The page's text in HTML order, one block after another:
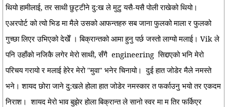
थियो हामीलाई, तर साथी छुट्टीने दु:ख ले मुटु यसै-यसै पोली राखेको थियो।
एअरपोर्ट को त्यो भिड मा मैले उसको आफन्तहरु सब जाना फुलको माला र फुलको
गुच्छा लिएर उभिएको देखेँ । बिक्रान्तको आमा हुनु पर्छ जस्तो लाग्यो मलाई। Vik ले
पनि उहाँको नजिकै लगेर मेरो साथी, सँगै engineering सिद्दाएको भनि मेरो
परिचय गरायो र मलाई हेरेर मेरो "मुवा" भनेर चिनायो। दुई हात जोडेर मैले नमस्ते
भने। शायद छोरा जाने दु:खले होला हात जोडेर नमस्कार त फर्काउनु भयो तर एकदम
निराश। शायद मेरो भाव बुझेर होला बिक्रान्त ले सानो स्वर मा म तिर फर्किएर